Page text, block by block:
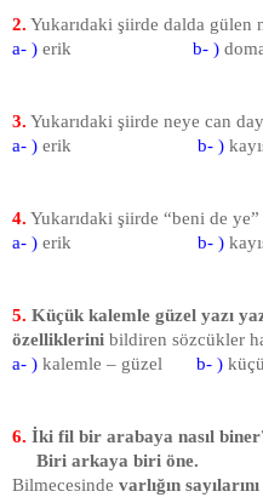
2. Yukarıdaki şiirde dalda gülen
a- ) erik b- )
3. Yukarıdaki şiirde neye can
a- ) erik b- )
4. Yukarıdaki şiirde “beni de
a- ) erik b- )
5. Küçük kalemle güzel yazı
özelliklerini bildiren sözcük­ler
a- ) kalemle – güzel b- )
6. İki fil bir arabaya nasıl
Biri arkaya biri öne.
Bilmecesinde varlığın